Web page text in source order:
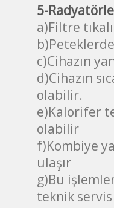
5-
a)Filtre
c)Cihazın
d)Cihazın
olabilir.
e)Kalorifer
olabilir
f)Kombiye
ulaşır
g)Bu
teknik servis